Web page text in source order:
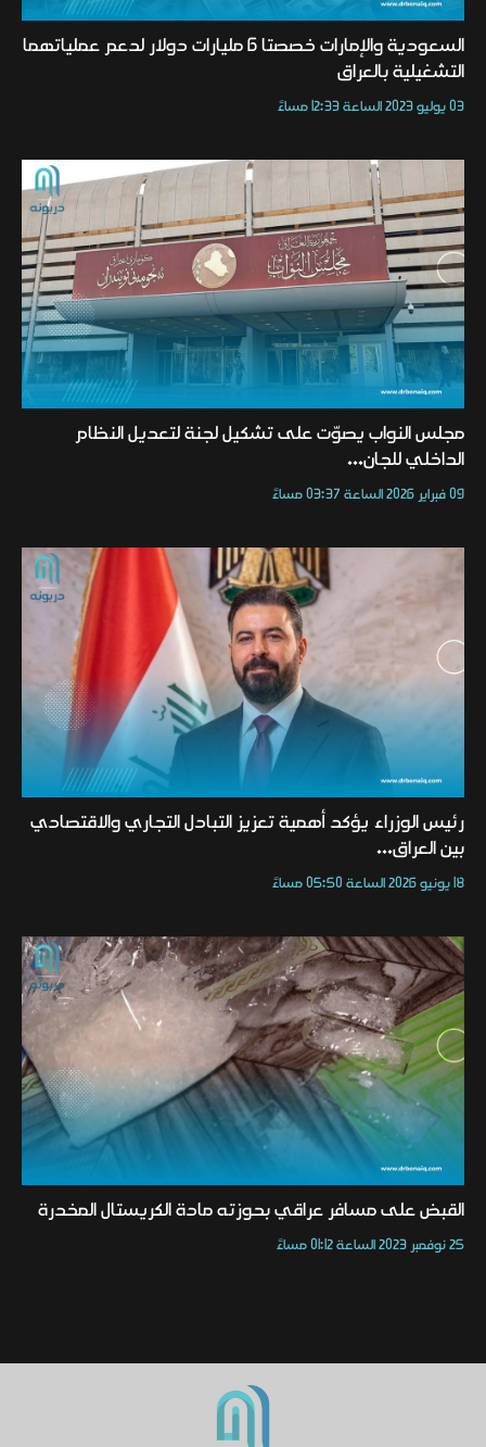
السعودية والإمارات خصصتا 6 مليارات دولار لدعم عملياتهما
التشغيلية بالعراق
03 يوليو 2023 الساعة 12:33 مساءً
مجلس النواب يصوّت على تشكيل لجنة لتعديل النظام
الداخلي للجان...
09 فبراير 2026 الساعة 03:37 مساءً
رئيس الوزراء يؤكد أهمية تعزيز التبادل التجاري والاقتصادي
بين العراق...
18 يونيو 2026 الساعة 05:50 مساءً
القبض على مسافر عراقي بحوزته مادة الكريستال المخدرة
25 نوفمبر 2023 الساعة 01:12 مساءً